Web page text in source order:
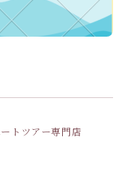
トツアー専門店